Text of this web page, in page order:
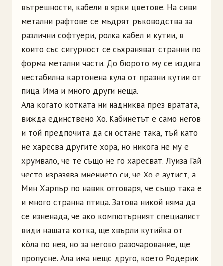
вътрешности, кабели в ярки цветове. На сиви
метални рафтове се мъдрят ръководства за
различни софтуери, ролка кабел и кутии, в
които със сигурност се съхраняват странни по
форма метални части. До бюрото му се издига
нестабилна картонена кула от празни кутии от
пица. Има и много други неща.
Ала когато котката ни надниква през вратата,
вижда единствено Хо. Кабинетът е само негов
и той предпочита да си остане така, тъй като
не харесва другите хора, но никога не му е
хрумвало, че те също не го харесват. Луиза Гай
често изразява мнението си, че Хо е аутист, а
Мин Харпър по навик отговаря, че също така е
и много странна птица. Затова никой няма да
се изненада, че ако компютърният специалист
види нашата котка, ще хвърли кутийка от
кòла по нея, но за негово разочарование, ще
пропусне. Ала има нещо друго, което Родерик